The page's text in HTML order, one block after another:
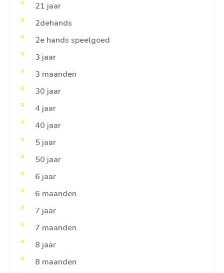
21 jaar
2dehands
2e hands speelgoed
3 jaar
3 maanden
30 jaar
4 jaar
40 jaar
5 jaar
50 jaar
6 jaar
6 maanden
7 jaar
7 maanden
8 jaar
8 maanden